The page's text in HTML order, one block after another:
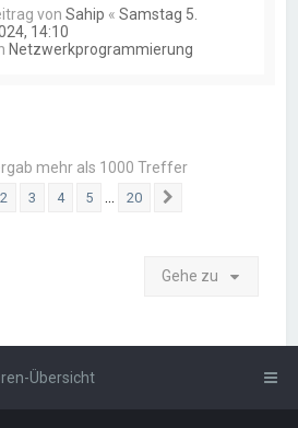
vonSahip «Samstag 5.
14:10
Netzwerkprogrammierung
mehr als 1000 Treffer
von 20
2 3 4 5 … 20
Gehe zu
Übersicht